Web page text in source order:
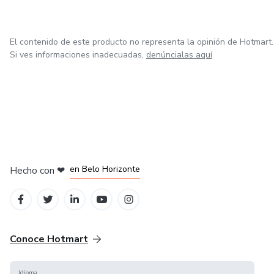
El contenido de este producto no representa la opinión de Hotmart.
Si ves informaciones inadecuadas, denúncialas aquí
Hecho con ❤ en Belo Horizonte
Conoce Hotmart